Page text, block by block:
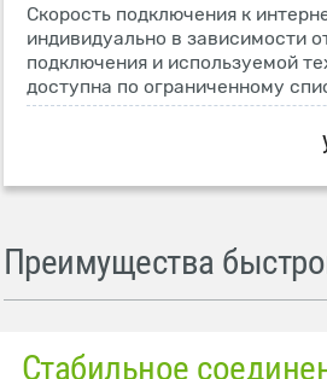
Скорость подключения к
индивидуально в зависимости
подключения и используемой
доступна по ограниченному
Преимущества
Стабильное